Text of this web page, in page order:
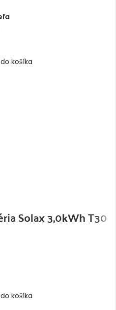
košíka
Solax 3,0kWh T30
košíka